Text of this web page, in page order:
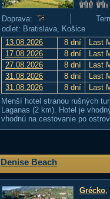
Doprava:
odlet: Bratislava, Košice
13.08.2026
8 dní Last
17.08.2026
8 dní Last
27.08.2026
8 dní Last
31.08.2026
8 dní Last
31.08.2026
8 dní Last
Menší hotel stranou rušných
Laganas (2 km). Hotel je
vhodnú na cestovanie po
Denise Beach
Grécko,